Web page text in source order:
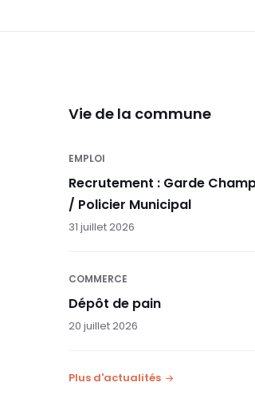
Vie de la commune
EMPLOI
Recrutement : Garde
/ Policier Municipal
31 juillet 2026
COMMERCE
Dépôt de pain
20 juillet 2026
Plus d'actualités